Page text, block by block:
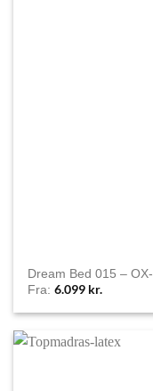
Dream Bed 015 –
Fra:6.099 kr.